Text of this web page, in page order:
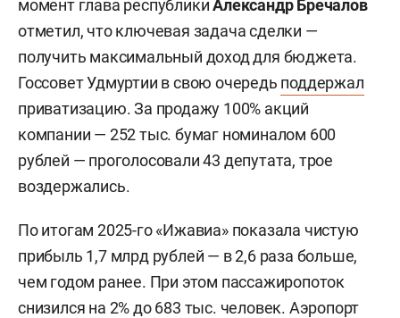
момент глава республикиАлександр Бречалов
отметил, что ключевая задача сделки —
получить максимальный доход для бюджета.
Госсовет Удмуртии в свою очередь поддержал
приватизацию. За продажу 100% акций
компании — 252 тыс. бумаг номиналом 600
рублей — проголосовали 43 депутата, трое
воздержались.
По итогам 2025-го «Ижавиа» показала чистую
прибыль 1,7 млрд рублей — в 2,6 раза больше,
чем годом ранее. При этом пассажиропоток
снизился на 2% до 683 тыс. человек. Аэропорт